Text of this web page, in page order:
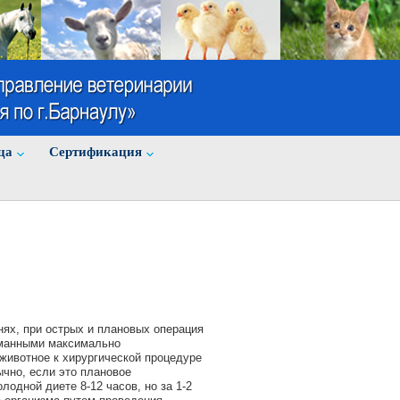
Cертификация
при острых и плановых операция
максимально
к хирургической процедуре
если это плановое
диете 8-12 часов, но за 1-2